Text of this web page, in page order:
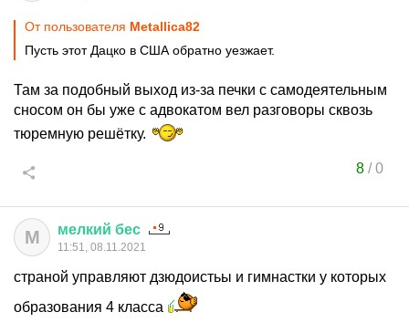
От пользователя Metallica82
Пусть этот Дацко в США обратно уезжает.
Там за подобный выход из-за печки с самодеятельным
сносом он бы уже с адвокатом вел разговоры сквозь
тюремную решётку.
8/0
М мелкий бес
11:51, 08.11.2021
страной управляют дзюдоистьы и гимнастки у которых
образования 4 класса